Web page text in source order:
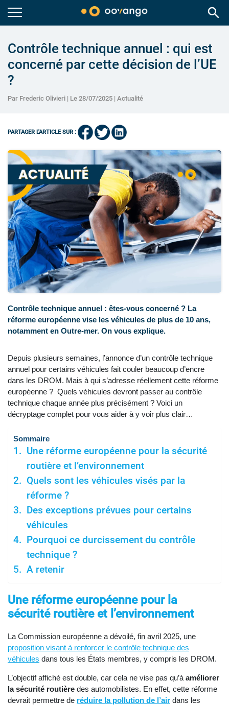
search
Contrôle technique annuel : qui est
concerné par cette décision de l’UE
?
Par Frederic Olivieri | Le 28/07/2025 | Actualité
PARTAGER L'ARTICLE SUR :
Contrôle technique annuel : êtes-vous concerné ? La
réforme européenne vise les véhicules de plus de 10 ans,
notamment en Outre-mer. On vous explique.
Depuis plusieurs semaines, l’annonce d’un contrôle technique
annuel pour certains véhicules fait couler beaucoup d’encre
dans les DROM. Mais à qui s’adresse réellement cette réforme
européenne ? Quels véhicules devront passer au contrôle
technique chaque année plus précisément ? Voici un
décryptage complet pour vous aider à y voir plus clair…
Sommaire
Une réforme européenne pour la sécurité
routière et l’environnement
Quels sont les véhicules visés par la
réforme ?
Des exceptions prévues pour certains
véhicules
Pourquoi ce durcissement du contrôle
technique ?
A retenir
Une réforme européenne pour la
sécurité routière et l’environnement
La Commission européenne a dévoilé, fin avril 2025, une
proposition visant à renforcer le contrôle technique des
véhicules dans tous les États membres, y compris les DROM.
L’objectif affiché est double, car cela ne vise pas qu’à améliorer
la sécurité routière des automobilistes. En effet, cette réforme
devrait permettre de réduire la pollution de l’air dans les